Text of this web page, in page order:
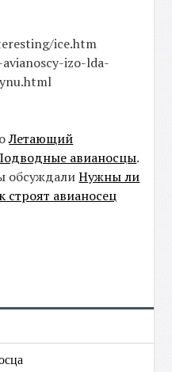
ice.htm
izo-lda-
Летающий
авианосцы.
обсуждалиНужны ли
строят авианосец